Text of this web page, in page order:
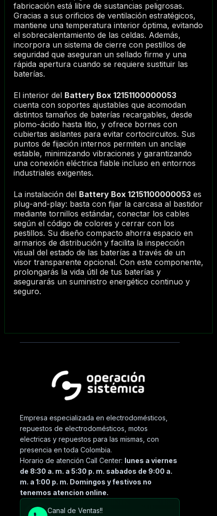
fabricación está libre de sustancias peligrosas.
Gracias a sus orificios de ventilación estratégicos,
mantiene una temperatura interior óptima, evitando
el sobrecalentamiento de las celdas. Además,
incorpora un sistema de cierre con pestillos de
seguridad que aseguran un sellado firme y una
rápida apertura cuando se requiere sustituir las
baterías.
El interior del Battery Box 12151100000053
cuenta con soportes ajustables que acomodan
distintos tamaños de baterías recargables, desde
plomo-ácido hasta litio, y ofrece bornes con
cubiertas aislantes para evitar cortocircuitos. Sus
puntos de fijación internos permiten un anclaje
estable, minimizando vibraciones y garantizando
una conexión eléctrica fiable incluso en entornos
industriales exigentes.
La instalación del Battery Box 12151100000053es
plug-and-play: basta con fijar la carcasa al bastidor
mediante tornillos estándar, conectar los cables
según el código de colores y cerrar con los
pestillos. Su diseño compacto ahorra espacio en
armarios de distribución y facilita la inspección
visual del estado de las baterías a través de un
visor transparente opcional. Con este componente,
prolongarás la vida útil de tus baterías y
asegurarás un suministro energético continuo y
seguro.
Empresa especializada en electrodomésticos,
repuestos de electrodomésticos, motos
electricas y repuestos para las mismas, con
presencia en toda Colombia.
Horario de atención Call Center: lunes a viernes
de 8:30 a. m. a 5:30 p. m. sabados de 9:00 a.
m. a 1:00 p. m. Domingos y festivos no
tenemos atencion online.
Canal de Ventas!!